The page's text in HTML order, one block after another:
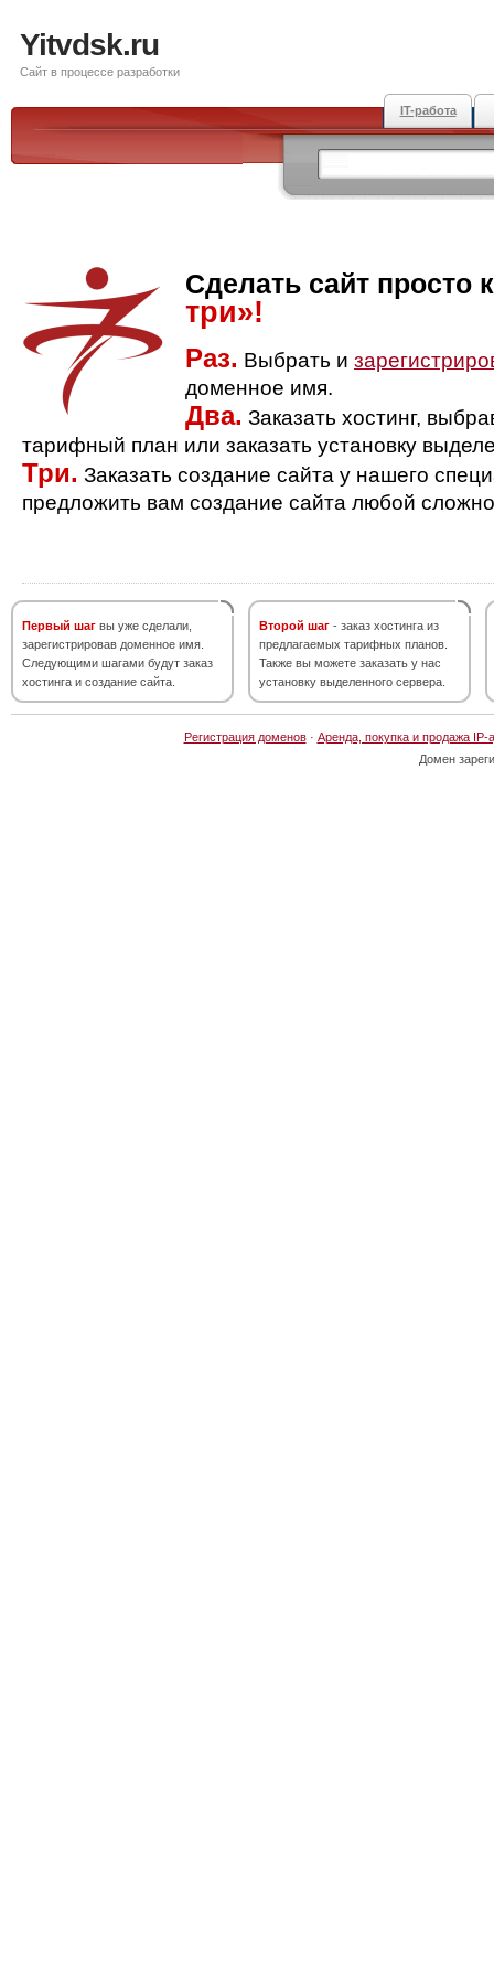
Yitvdsk.ru
Сайт в процессе разработки
IT-работа
Сделать сайт просто
три»!
Раз. Выбрать и
доменное имя.
Два. Заказать хостинг,
тарифный план или заказать установку
Три. Заказать создание сайта у нашего
предложить вам создание сайта любой
Первый шаг вы уже сделали,
зарегистрировав доменное имя.
Следующими шагами будут заказ
хостинга и создание сайта.
Второй шаг - заказ хостинга из
предлагаемых тарифных планов.
Также вы можете заказать у нас
установку выделенного сервера.
Регистрация доменов· Аренда, покупка и продажа IP-
Домен